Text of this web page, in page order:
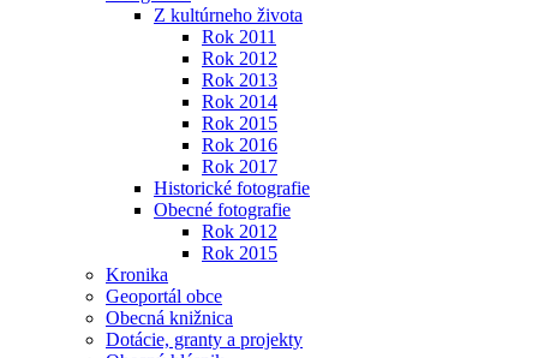
Z kultúrneho života
Rok 2011
Rok 2012
Rok 2013
Rok 2014
Rok 2015
Rok 2016
Rok 2017
Historické fotografie
Obecné fotografie
Rok 2012
Rok 2015
Kronika
Geoportál obce
Obecná knižnica
Dotácie, granty a projekty